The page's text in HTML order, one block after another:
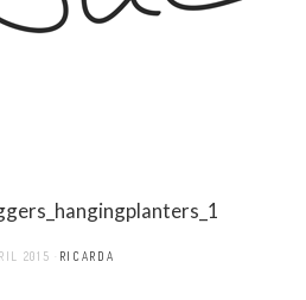
2015 RICARDA